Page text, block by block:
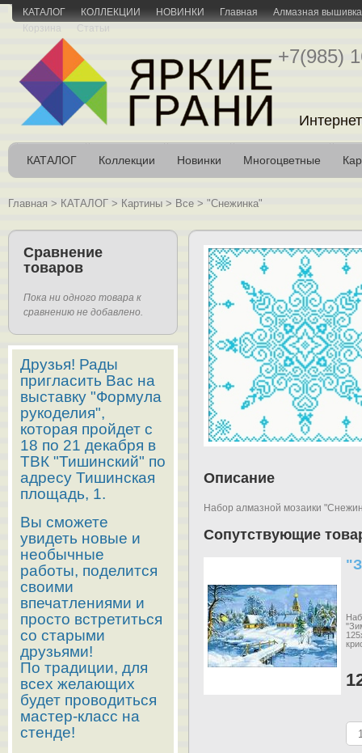
КАТАЛОГ КОЛЛЕКЦИИ НОВИНКИ Главная
Алмазная вышивка
Корзина
Статьи
+7(985)
КАТАЛОГ Коллекции Новинки Многоцветные
Главная > КАТАЛОГ > Картины > Все > "Снежинка"
Описание
Набор алмазной мозаики
Сопутствующие
Сравнение
товаров
Пока ни одного товара к
сравнению не добавлено.
Друзья! Рады
пригласить Вас на
выставку "Формула
рукоделия",
которая пройдет с
18 по 21 декабря в
ТВК "Тишинский" по
адресу Тишинская
площадь, 1.
Вы сможете
увидеть новые и
необычные
работы, поделится
своими
впечатлениями и
просто встретиться
со старыми
друзьями!
По традиции, для
всех желающих
будет проводиться
мастер-класс на
стенде!